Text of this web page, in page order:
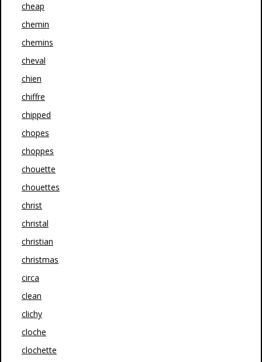
cheap
chemin
chemins
cheval
chien
chiffre
chipped
chopes
choppes
chouette
chouettes
christ
christal
christian
christmas
circa
clean
clichy
cloche
clochette